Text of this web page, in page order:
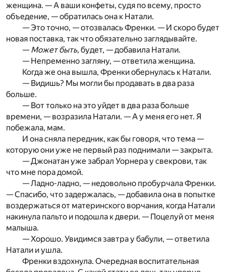
женщина. — А ваши конфеты, судя по всему, просто
объедение, — обратилась она к Натали.
— Это точно, — отозвалась Френки. — И скоро будет
новая поставка, так что обязательно заглядывайте.
— Может быть, будет, — добавила Натали.
— Непременно загляну, — ответила женщина.
Когда же она вышла, Френки обернулась к Натали.
— Видишь? Мы могли бы продавать в два раза
больше.
— Вот только на это уйдет в два раза больше
времени, — возразила Натали. — А у меня его нет. Я
побежала, мам.
И она сняла передник, как бы говоря, что тема —
которую они уже не первый раз поднимали — закрыта.
— Джонатан уже забрал Уорнера у свекрови, так
что мне пора домой.
— Ладно-ладно, — недовольно пробурчала Френки.
— Спасибо, что задержалась, — добавила она в попытке
воздержаться от материнского ворчания, когда Натали
накинула пальто и подошла к двери. — Поцелуй от меня
малыша.
— Хорошо. Увидимся завтра у бабули, — ответила
Натали и ушла.
Френки вздохнула. Очередная воспитательная